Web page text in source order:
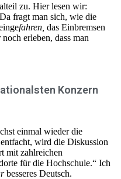
zu. Hier lesen wir:
Da fragt man sich, wie die
fahren, das Einbremsen
erleben, dass man
Konzern
einmal wieder die
wird die Diskussion
mit zahlreichen
für die Hochschule.“ Ich
besseres Deutsch.